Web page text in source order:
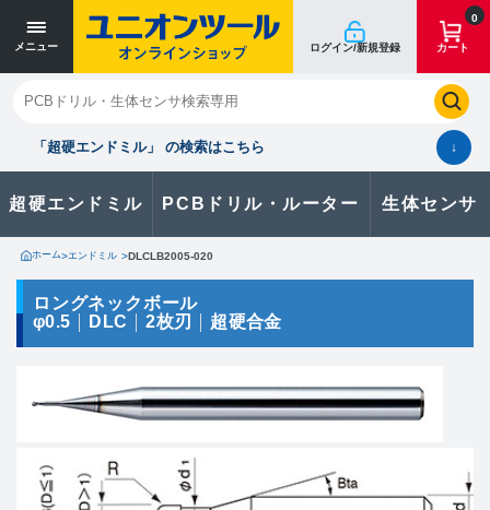
メニュー ログイン/新規登録
0
カート
「超硬エンドミル」 の検索はこちら ↓
超硬エンドミル PCBドリル・ルーター 生体センサ
閉じる
お気に入り クイックオーダー 購入履歴
製品に関するお問い合わせはこちら
カタログ一覧
ホーム>エンドミル >DLCLB2005-020
ロングネックボール
φ0.5
DLC 2枚刃 超硬合金
寸法単位 [mm]
寸法単位 [mm]